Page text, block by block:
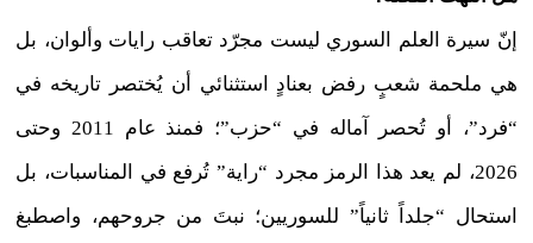
إنّ سيرة العلم السوري ليست مجرّد تعاقب رايات وألوان، بل
هي ملحمة شعبٍ رفض بعنادٍ استثنائي أن يُختصر تاريخه في
“فرد”، أو تُحصر آماله في “حزب”؛ فمنذ عام 2011 وحتى
2026، لم يعد هذا الرمز مجرد “راية” تُرفع في المناسبات، بل
استحال “جلداً ثانياً” للسوريين؛ نبتَ من جروحهم، واصطبغ